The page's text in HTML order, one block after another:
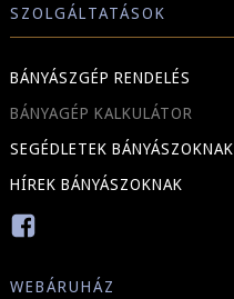
SZOLGÁLTATÁSOK
BÁNYÁSZGÉP RENDELÉS
BÁNYAGÉP KALKULÁTOR
SEGÉDLETEK BÁNYÁSZOKNAK
HÍREK BÁNYÁSZOKNAK
WEBÁRUHÁZ